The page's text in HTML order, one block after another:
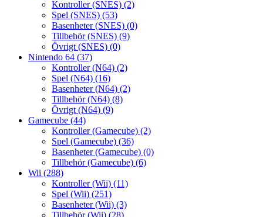
Kontroller (SNES) (2)
Spel (SNES) (53)
Basenheter (SNES) (0)
Tillbehör (SNES) (9)
Övrigt (SNES) (0)
Nintendo 64 (37)
Kontroller (N64) (2)
Spel (N64) (16)
Basenheter (N64) (2)
Tillbehör (N64) (8)
Övrigt (N64) (9)
Gamecube (44)
Kontroller (Gamecube) (2)
Spel (Gamecube) (36)
Basenheter (Gamecube) (0)
Tillbehör (Gamecube) (6)
Wii (288)
Kontroller (Wii) (11)
Spel (Wii) (251)
Basenheter (Wii) (3)